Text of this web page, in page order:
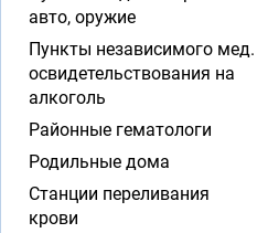
авто, оружие
Пункты независимого мед.
освидетельствования на
алкоголь
Районные гематологи
Родильные дома
Станции переливания
крови